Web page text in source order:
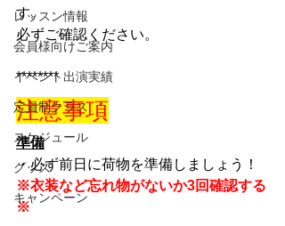
レッスン情報
会員様向けご案内
イベント出演実績
定員制クラス
スケジュール
グッズ
キャンペーン
す。
必ずご確認ください。
********
注意事項
準備
・必ず前日に荷物を準備しましょう！
※衣装など忘れ物がないか3回確認する
※